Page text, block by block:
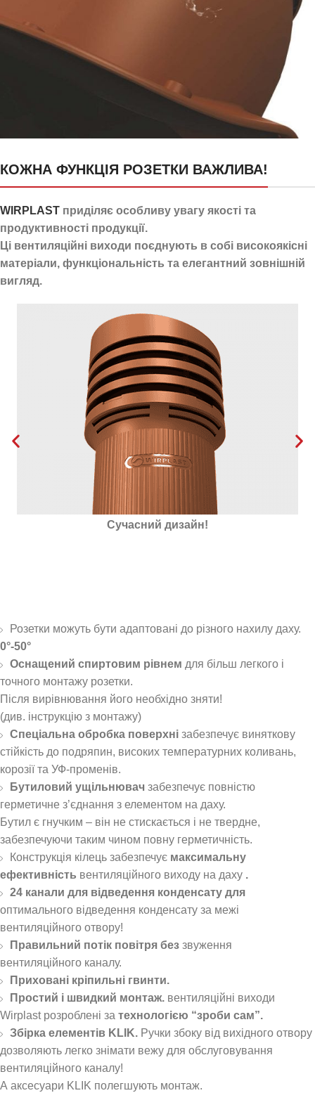
24 канали для відведення
конденсату
КОЖНА ФУНКЦІЯ РОЗЕТКИ ВАЖЛИВА!
WIRPLAST приділяє особливу увагу якості та
продуктивності продукції.
Ці вентиляційні виходи поєднують в собі високоякісні
матеріали, функціональність та елегантний зовнішній
вигляд.
Утеплена пінополістиролом
Розетки можуть бути адаптовані до різного нахилу даху.
0°-50°
Оснащений спиртовим рівнем для більш легкого і
точного монтажу розетки.
Після вирівнювання його необхідно зняти!
(див. інструкцію з монтажу)
Спеціальна обробка поверхні забезпечує виняткову
стійкість до подряпин, високих температурних коливань,
корозії та УФ-променів.
Бутиловий ущільнювач забезпечує повністю
герметичне з’єднання з елементом на даху.
Бутил є гнучким – він не стискається і не твердне,
забезпечуючи таким чином повну герметичність.
Конструкція кілець забезпечує максимальну
ефективність вентиляційного виходу на даху .
24 канали для відведення конденсату для
оптимального відведення конденсату за межі
вентиляційного отвору!
Правильний потік повітря без звуження
вентиляційного каналу.
Приховані кріпильні гвинти.
Простий і швидкий монтаж. вентиляційні виходи
Wirplast розроблені за технологією “зроби сам”.
Збірка елементів KLIK. Ручки збоку від вихідного отвору
дозволяють легко знімати вежу для обслуговування
вентиляційного каналу!
А аксесуари KLIK полегшують монтаж.